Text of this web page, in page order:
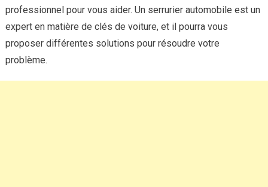
professionnel pour vous aider. Un serrurier automobile est un
expert en matière de clés de voiture, et il pourra vous
proposer différentes solutions pour résoudre votre
problème.